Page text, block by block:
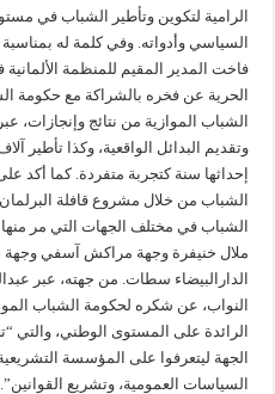
الرامية لتكوين وتأطير الشباب في
السياسي وأدواته. وفي كلمة له
فاخت المدير المقيم للمنظمة
الحرية عن فخره بالشراكة مع حكومة
الشباب الموازية من نتائج وإنجازات،
وتقديم البدائل الواقعية، وكذا تأطير
إحداثها سنة كتجربة متفردة. كما أكد
الشباب من خلال مشروع قافلة
الشباب في مختلف الجهات التي مر
ملال خنيفرة وجهة مراكش آسفي
الدارالبيضاء سطات. من جهته، عبر
النواب، عن شكره لحكومة الشباب
الرائدة على المستوى الوطني،
الجهة ليتعرفوا على المؤسسة
السياسات العمومية، وتشريع